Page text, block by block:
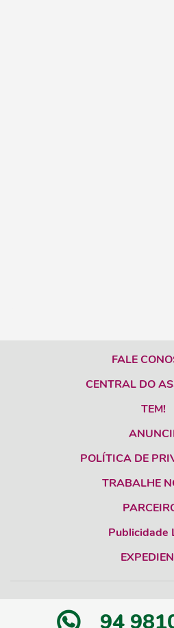
FALE
CENTRAL DO
TEM!
POLÍTICA DE
TRABALHE
Publicidade
94